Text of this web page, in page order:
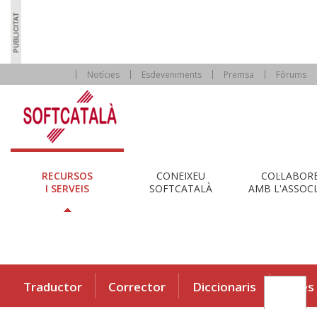
Notícies Esdeveniments Premsa Fòrums
RECURSOS
I SERVEIS
CONEIXEU
SOFTCATALÀ
AMB
Traductor Corrector Diccionaris Eines